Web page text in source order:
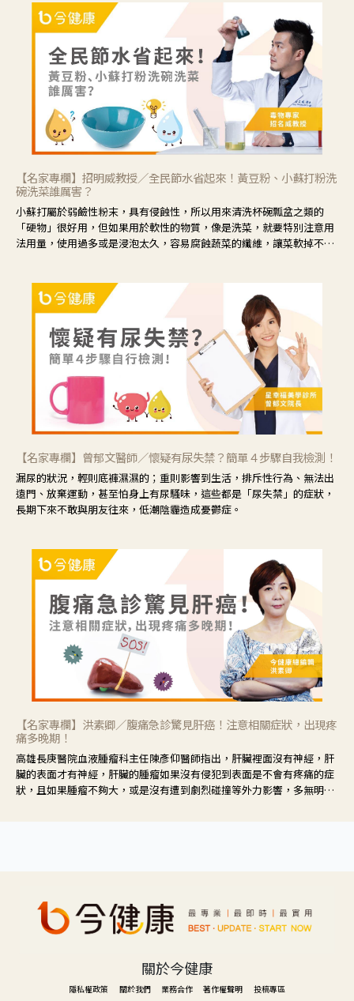
候就要使用菊花、金銀花來治療；假如單純的眼睛乾澀，結膜沒有紅，
眼睛周圍沒有眼屎，這種情況是屬於「陰虛」，就可以使用枸杞、蓮
藕、麥門冬、山藥等比較滋潤的藥材，效果就更顯著。
【名家專欄】招明威教授／全民節水省起來！黃豆粉、小蘇打粉洗
碗洗菜誰厲害？
小蘇打屬於弱鹼性粉末，具有侵蝕性，所以用來清洗杯碗瓢盆之類的
「硬物」很好用，但如果用於軟性的物質，像是洗菜，就要特別注意用
法用量，使用過多或是浸泡太久，容易腐蝕蔬菜的纖維，讓菜軟掉不清
【名家專欄】曾郁文醫師／懷疑有尿失禁？簡單４步驟自我檢測！
漏尿的狀況，輕則底褲濕濕的；重則影響到生活，排斥性行為、無法出
遠門、放棄運動，甚至怕身上有尿騷味，這些都是「尿失禁」的症狀，
長期下來不敢與朋友往來，低潮陰霾造成憂鬱症。
【名家專欄】洪素卿／腹痛急診驚見肝癌！注意相關症狀，出現疼
痛多晚期！
高雄長庚醫院血液腫瘤科主任陳彥仰醫師指出，肝臟裡面沒有神經，肝
臟的表面才有神經，肝臟的腫瘤如果沒有侵犯到表面是不會有疼痛的症
狀，且如果腫瘤不夠大，或是沒有遭到劇烈碰撞等外力影響，多無明顯
關於今健康
隱私權政策 關於我們 業務合作 著作權聲明 投稿專區